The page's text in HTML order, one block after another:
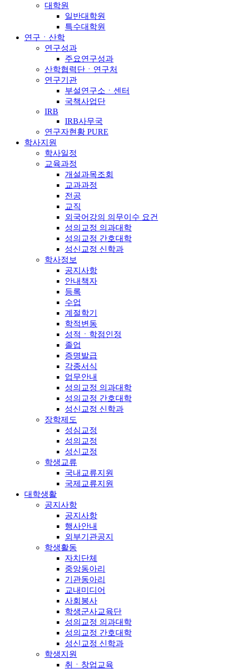
대학원
일반대학원
특수대학원
연구ㆍ산학
연구성과
주요연구성과
산학협력단ㆍ연구처
연구기관
부설연구소ㆍ센터
국책사업단
IRB
IRB사무국
연구자현황 PURE
학사지원
학사일정
교육과정
개설과목조회
교과과정
전공
교직
외국어강의 의무이수 요건
성의교정 의과대학
성의교정 간호대학
성신교정 신학과
학사정보
공지사항
안내책자
등록
수업
계절학기
학적변동
성적ㆍ학점인정
졸업
증명발급
각종서식
업무안내
성의교정 의과대학
성의교정 간호대학
성신교정 신학과
장학제도
성심교정
성의교정
성신교정
학생교류
국내교류지원
국제교류지원
대학생활
공지사항
공지사항
행사안내
외부기관공지
학생활동
자치단체
중앙동아리
기관동아리
교내미디어
사회봉사
학생군사교육단
성의교정 의과대학
성의교정 간호대학
성신교정 신학과
학생지원
취ㆍ창업교육